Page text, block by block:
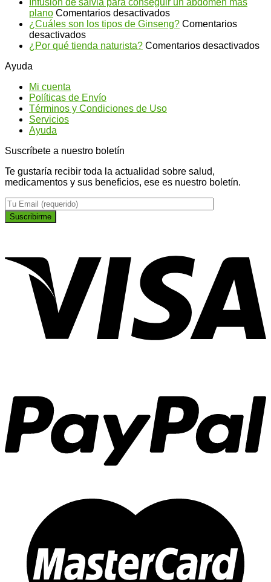
Infusión de salvia para conseguir un abdomen más
plano Comentarios desactivadosen
Infusión
salvia
¿Cuáles son los tipos de Ginseng? Comentarios
desactivadosen
¿Cuáles
Ginseng?
¿Por qué tienda naturista? Comentarios desactivadosen
Ayuda
Mi cuenta
Políticas de Envío
Términos y Condiciones de Uso
Servicios
Ayuda
Suscríbete a nuestro boletín
Te gustaría recibir toda la actualidad sobre salud,
medicamentos y sus beneficios, ese es nuestro boletín.